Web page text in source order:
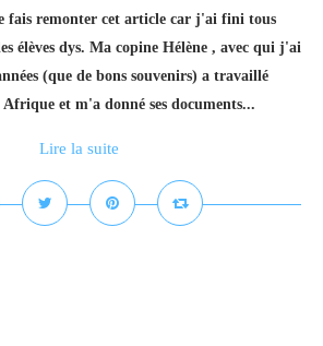
fais remonter cet article car j'ai fini tous
élèves dys. Ma copine Hélène , avec qui j'ai
(que de bons souvenirs) a travaillé
et m'a donné ses documents...
Lire la suite